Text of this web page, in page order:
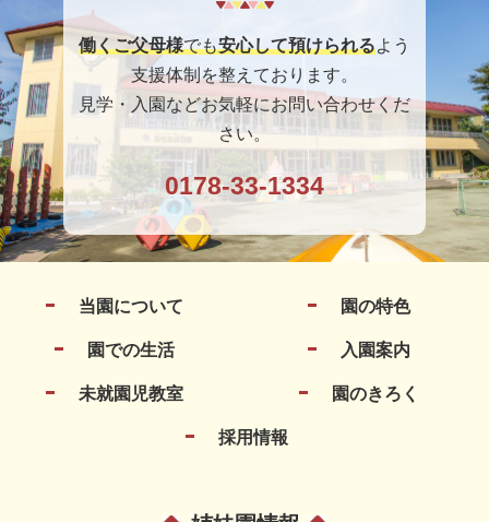
働くご父母様でも安心して預けられるよう
支援体制を整えております。
見学・入園などお気軽にお問い合わせくだ
さい。
0178-33-1334
当園について 園の特色
園での生活 入園案内
未就園児教室 園のきろく
採用情報